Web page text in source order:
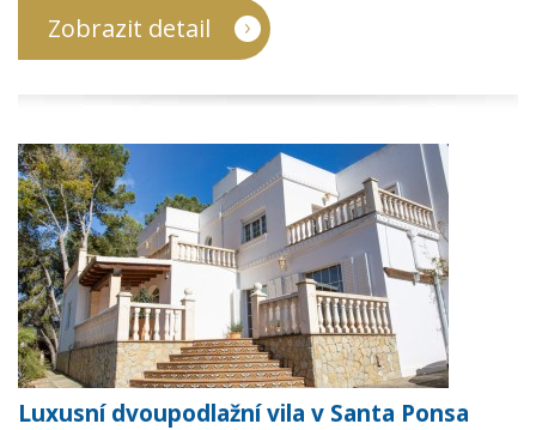
Zobrazit detail
Luxusní dvoupodlažní vila v Santa Ponsa